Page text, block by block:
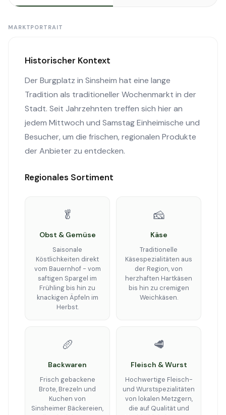
MARKTPORTRAIT
Historischer Kontext
Der Burgplatz in Sinsheim hat eine lange
Tradition als traditioneller Wochenmarkt in der
Stadt. Seit Jahrzehnten treffen sich hier an
jedem Mittwoch und Samstag Einheimische und
Besucher, um die frischen, regionalen Produkte
der Anbieter zu entdecken.
Regionales Sortiment
🥬
Obst & Gemüse
Saisonale
Köstlichkeiten direkt
vom Bauernhof - vom
saftigen Spargel im
Frühling bis hin zu
knackigen Äpfeln im
Herbst.
🧀
Käse
Traditionelle
Käsespezialitäten aus
der Region, von
herzhaften Hartkäsen
bis hin zu cremigen
Weichkäsen.
🥖
Backwaren
Frisch gebackene
Brote, Brezeln und
Kuchen von
Sinsheimer Bäckereien,
🥩
Fleisch & Wurst
Hochwertige Fleisch-
und Wurstspezialitäten
von lokalen Metzgern,
die auf Qualität und